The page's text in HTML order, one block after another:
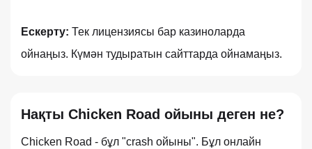
Ескерту: Тек лицензиясы бар казиноларда
ойнаңыз. Күмән тудыратын сайттарда ойнамаңыз.
Нақты Chicken Road ойыны деген не?
Chicken Road - бұл "crash ойыны". Бұл онлайн